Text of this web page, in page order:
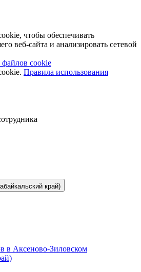
чтобы обеспечивать
веб-сайта и анализировать сетевой
файлов cookie
Правила использования
край)
в Аксеново-Зиловском